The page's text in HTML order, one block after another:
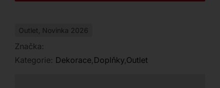
Outlet Novinka 2026
Značka:
Kategorie: Dekorace,Doplňky,Outlet